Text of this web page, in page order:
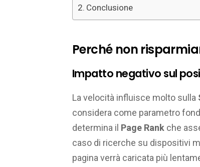
Conclusione
Perché non
Impatto negativo sul
La velocità influisce molto sulla
considera come parametro
determina il Page Rank che
caso di ricerche su dispositivi
pagina verrà caricata più